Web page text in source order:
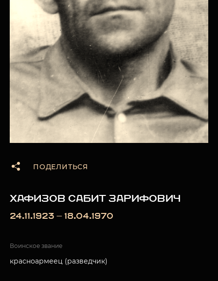
ПОДЕЛИТЬСЯ
ХАФИЗОВ САБИТ ЗАРИФОВИЧ
24.11.1923 — 18.04.1970
Воинское звание
красноармеец (разведчик)